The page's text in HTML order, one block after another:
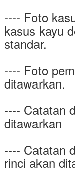
---- Foto
kasus kayu
standar.
---- Foto
ditawarkan.
---- Catatan
ditawarkan
---- Catatan
rinci akan